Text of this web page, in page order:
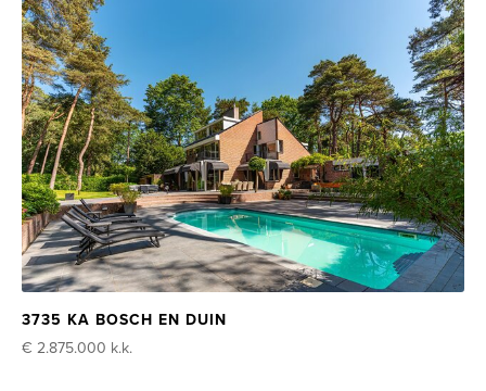
3735 KA BOSCH EN DUIN
€ 2.875.000 k.k.